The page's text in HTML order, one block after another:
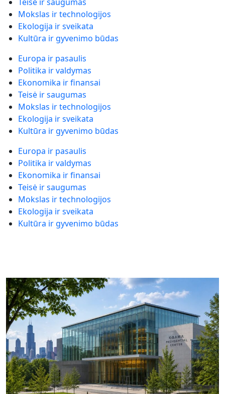
Mokslas ir technologijos
Ekologija ir sveikata
Kultūra ir gyvenimo būdas
Europa ir pasaulis
Politika ir valdymas
Ekonomika ir finansai
Teisė ir saugumas
Mokslas ir technologijos
Ekologija ir sveikata
Kultūra ir gyvenimo būdas
Europa ir pasaulis
Politika ir valdymas
Ekonomika ir finansai
Teisė ir saugumas
Mokslas ir technologijos
Ekologija ir sveikata
Kultūra ir gyvenimo būdas